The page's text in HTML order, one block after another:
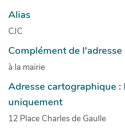
Alias
CJC
Complément de
à la mairie
Adresse cartographique :
uniquement
12 Place Charles de Gaulle